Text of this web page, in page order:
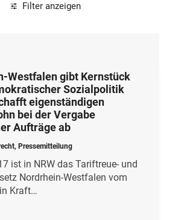
Filter anzeigen
Westfalen gibt Kernstück
Sozialpolitik
eigenständigen
bei der Vergabe
Aufträge ab
, Pressemitteilung
ist in NRW das Tariftreue- und
Nordrhein-Westfalen vom
Kraft…